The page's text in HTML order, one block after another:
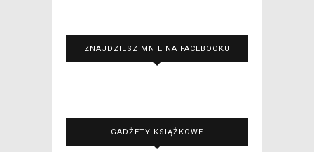
ZNAJDZIESZ MNIE NA FACEBOOKU
GADŻETY KSIĄŻKOWE